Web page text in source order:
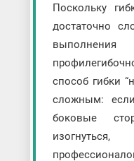
Поскольку
достаточно
способ гибки
сложным:
боковые